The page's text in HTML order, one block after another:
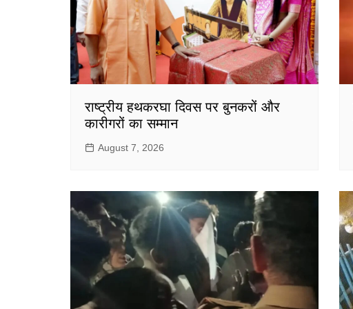
राष्ट्रीय हथकरघा दिवस पर बुनकरों और
कारीगरों का सम्मान
August 7, 2026